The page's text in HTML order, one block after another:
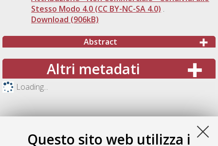
Questo sito web utilizza i
Stesso Modo 4.0 (CC BY-NC-SA 4.0) .
Download (906kB)
Abstract
Altri metadati
Loading...